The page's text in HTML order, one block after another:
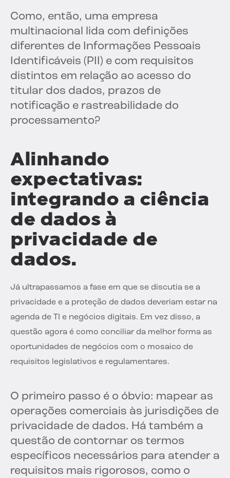
Como, então, uma empresa
multinacional lida com definições
diferentes de Informações Pessoais
Identificáveis (PII) e com requisitos
distintos em relação ao acesso do
titular dos dados, prazos de
notificação e rastreabilidade do
processamento?
Alinhando
expectativas:
integrando a ciência
de dados à
privacidade de
dados.
Já ultrapassamos a fase em que se discutia se a
privacidade e a proteção de dados deveriam estar na
agenda de TI e negócios digitais. Em vez disso, a
questão agora é como conciliar da melhor forma as
oportunidades de negócios com o mosaico de
requisitos legislativos e regulamentares.
O primeiro passo é o óbvio: mapear as
operações comerciais às jurisdições de
privacidade de dados. Há também a
questão de contornar os termos
específicos necessários para atender a
requisitos mais rigorosos, como o